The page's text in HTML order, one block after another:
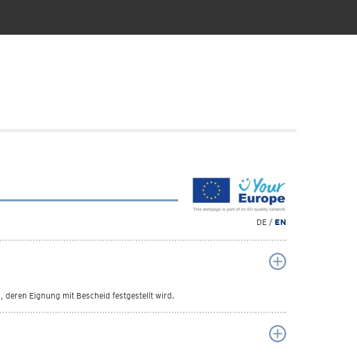
DE / EN
Eignung mit Bescheid festgestellt wird.